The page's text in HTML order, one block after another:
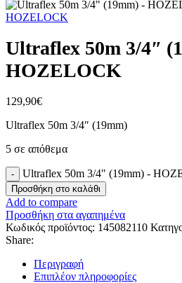
HOZELOCK
Ultraflex 50m 3/4″
HOZELOCK
129,90€
Ultraflex 50m 3/4″ (19mm)
5 σε απόθεμα
Ultraflex 50m 3/4" (19mm) -
Προσθήκη στο καλάθι
Add to compare
Προσθήκη στα αγαπημένα
Κωδικός προϊόντος: 145082110
Share:
Περιγραφή
Επιπλέον πληροφορίες